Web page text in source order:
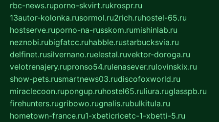
rbc-news.ruporno-skvirt.rukrospr.ru
13autor-kolonka.rusormol.ru2rich.ruhostel-65.ru
hostserve.ruporno-na-russkom.rumishinlab.ru
neznobi.rubigfatcc.ruhabble.rustarbucksvia.ru
delfinet.rusilvernano.ruelestal.ruvektor-doroga.ru
velotrenajery.rupronso54.rulenasever.rulovinskix.ru
show-pets.rusmartnews03.rudiscofoxworld.ru
miraclecoon.rupongup.ruhostel65.ruliura.ruglasspb.ru
firehunters.rugribowo.rugnalis.rubulkitula.ru
hometown-france.ru1-xbeticricetc-1-xbetti-5.ru